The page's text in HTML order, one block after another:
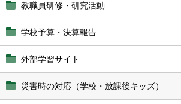
教職員研修・研究活動
学校予算・決算報告
外部学習サイト
災害時の対応（学校・放課後キッズ）